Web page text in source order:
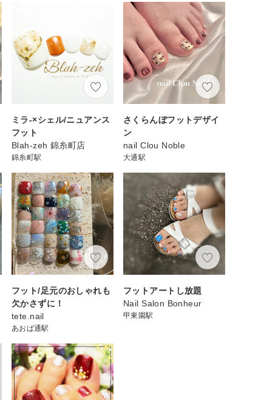
ミラ-×シェル/ニュアンス
フット
Blah-zeh 錦糸町店
錦糸町駅
さくらんぼフットデザイ
ン
nail Clou Noble
大通駅
フット/足元のおしゃれも
欠かさずに！
tete.nail
あおば通駅
フットアートし放題
Nail Salon Bonheur
甲東園駅